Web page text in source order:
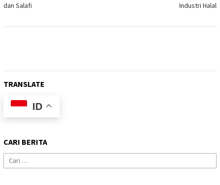
dan Salafi
Industri Halal
TRANSLATE
ID
CARI BERITA
Cari
untuk: